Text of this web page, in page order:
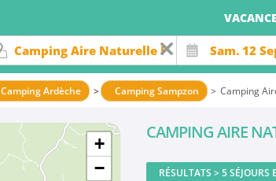
Camping Ardèche Camping Sampzon Camping
+
−
CAMPING AIRE
RÉSULTATS >5